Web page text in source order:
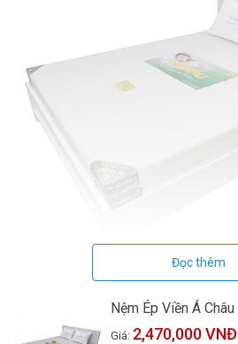
Đọc thêm
Nệm Ép Viền Á Châu
Giá: 2,470,000 VNĐ